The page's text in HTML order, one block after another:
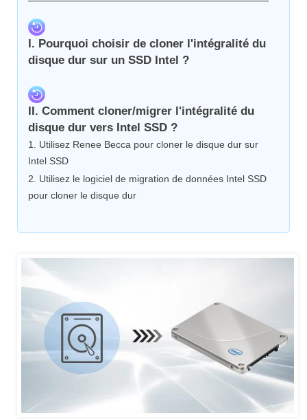
I. Pourquoi choisir de cloner l'intégralité du
disque dur sur un SSD Intel ?
II. Comment cloner/migrer l'intégralité du
disque dur vers Intel SSD ?
1. Utilisez Renee Becca pour cloner le disque dur sur
Intel SSD
2. Utilisez le logiciel de migration de données Intel SSD
pour cloner le disque dur